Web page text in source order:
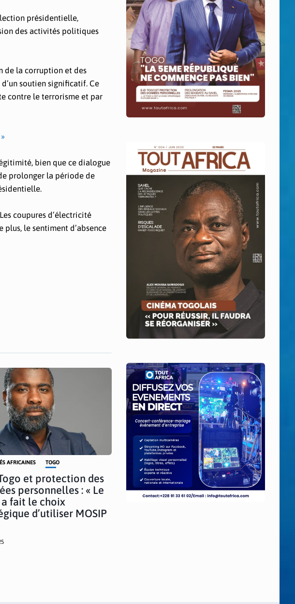
présidentielle,
des activités politiques
de la corruption et des
soutien significatif. Ce
contre le terrorisme et par
bien que ce dialogue
prolonger la période de
coupures d’électricité
le sentiment d’absence
AFRICAINES TOGO
et protection des
personnelles : « Le
a fait le choix
d’utiliser MOSIP